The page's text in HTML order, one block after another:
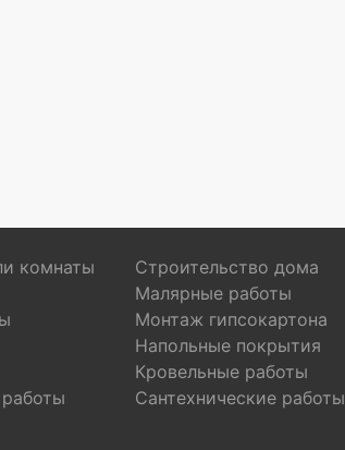
комнаты
Строительство дома
Малярные работы
Монтаж гипсокартона
Напольные покрытия
Кровельные работы
Сантехнические работы